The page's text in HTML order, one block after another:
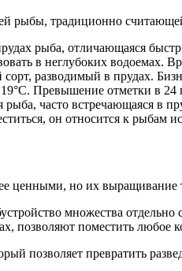
рыбы, традиционно
рыба, отличающаяся
в неглубоких водоемах.
разводимый в прудах.
Превышение отметки в 24
рыба, часто встречающаяся в
он относится к рыбам
ценными, но их выращивание
множества
позволяют поместить любое
позволяет превратить